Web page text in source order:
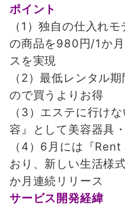
ポイント
（1）独自の仕入れ
の商品を980円/1か
スを実現
（2）最低レンタル
ので買うよりお得
（3）エステに行け
容』として美容器具
（4）6月には『
おり、新しい生活様
か月連続リリース
サービス開発経緯